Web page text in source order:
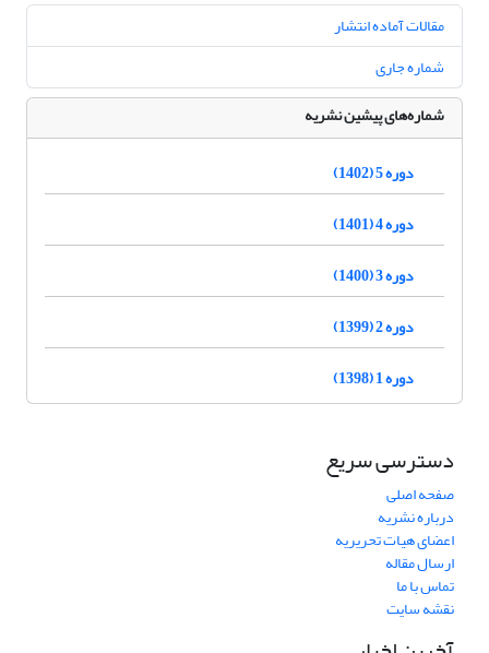
مقالات آماده انتشار
شماره جاری
شماره‌های پیشین نشریه
دوره 5 (1402)
دوره 4 (1401)
دوره 3 (1400)
دوره 2 (1399)
دوره 1 (1398)
دسترسی سریع
صفحه اصلی
درباره نشریه
اعضای هیات تحریریه
ارسال مقاله
تماس با ما
نقشه سایت